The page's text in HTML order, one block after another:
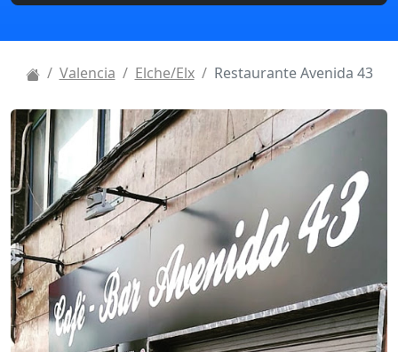
Valencia Elche/Elx Restaurante Avenida 43